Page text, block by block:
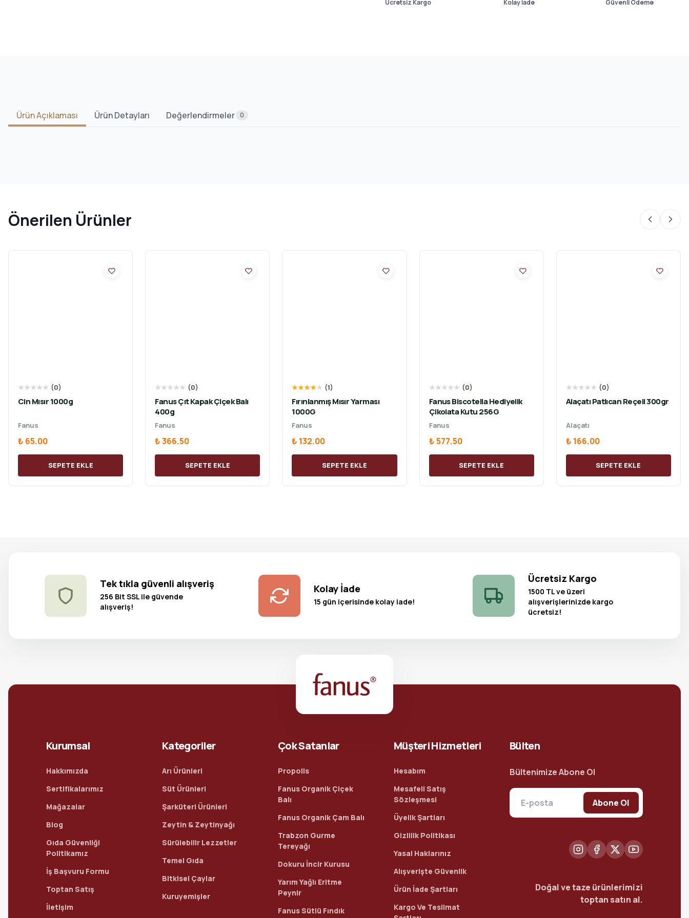
Ücretsiz Kargo Kolay İade Güvenli Ödeme
Ürün Açıklaması Ürün Detayları Değerlendirmeler 0
Önerilen Ürünler
★★★★★ (0)
Cin Mısır 1000g
Fanus
₺ 65.00
SEPETE EKLE
★★★★★ (0)
Fanus Çıt Kapak Çiçek Balı
400g
Fanus
₺ 366.50
SEPETE EKLE
★★★★★ (1)
Fırınlanmış Mısır Yarması
1000G
Fanus
₺ 132.00
SEPETE EKLE
★★★★★ (0)
Fanus Biscotella Hediyelik
Çikolata Kutu 256G
Fanus
₺ 577.50
SEPETE EKLE
★★★★★ (0)
Alaçatı Patlıcan Reçeli 300gr
Alaçatı
₺ 166.00
SEPETE EKLE
Tek tıkla güvenli alışveriş
256 Bit SSL ile güvende
alışveriş!
Kolay İade
15 gün içerisinde kolay iade!
Ücretsiz Kargo
1500 TL ve üzeri
alışverişlerinizde kargo
ücretsiz!
Kurumsal
Hakkımızda
Sertifikalarımız
Mağazalar
Blog
Gıda Güvenliği
Politikamız
İş Başvuru Formu
Toptan Satış
İletişim
Kategoriler
Arı Ürünleri
Süt Ürünleri
Şarküteri Ürünleri
Zeytin & Zeytinyağı
Sürülebilir Lezzetler
Temel Gıda
Bitkisel Çaylar
Kuruyemişler
Çok Satanlar
Propolis
Fanus Organik Çiçek
Balı
Fanus Organik Çam Balı
Trabzon Gurme
Tereyağı
Dokuru İncir Kurusu
Yarım Yağlı Eritme
Peynir
Fanus Sütlü Fındık
Müşteri Hizmetleri
Hesabım
Mesafeli Satış
Sözleşmesi
Üyelik Şartları
Gizlilik Politikası
Yasal Haklarınız
Alışverişte Güvenlik
Ürün İade Şartları
Kargo Ve Teslimat
Bülten
Bültenimize Abone Ol
Abone Ol
Doğal ve taze ürünlerimizi
toptan satın al.